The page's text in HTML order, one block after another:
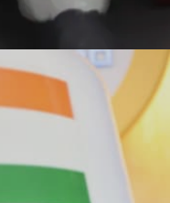
अंतरिक्ष में जाएगा
2025 में ISRO अपना
जिसमें 3 लोग जाएंगे।